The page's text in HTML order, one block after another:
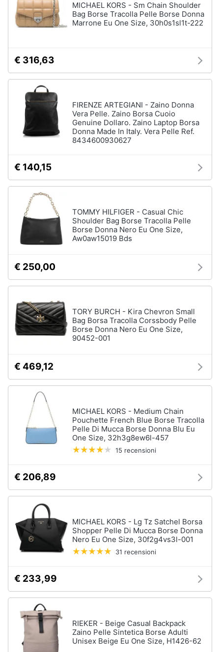
MICHAEL KORS - Sm Chain Shoulder
Bag Borse Tracolla Pelle Borse Donna
Marrone Eu One Size, 30h0s1sl1t-222
€ 316,63
FIRENZE ARTEGIANI - Zaino Donna
Vera Pelle. Zaino Borsa Cuoio
Genuine Dollaro. Zaino Laptop Borsa
Donna Made In Italy. Vera Pelle Ref.
8434600930627
€ 140,15
TOMMY HILFIGER - Casual Chic
Shoulder Bag Borse Tracolla Pelle
Borse Donna Nero Eu One Size,
Aw0aw15019 Bds
€ 250,00
TORY BURCH - Kira Chevron Small
Bag Borsa Tracolla Corssbody Pelle
Borse Donna Nero Eu One Size,
90452-001
€ 469,12
MICHAEL KORS - Medium Chain
Pouchette French Blue Borse Tracolla
Pelle Di Mucca Borse Donna Blu Eu
One Size, 32h3g8ew6l-457
15 recensioni
€ 206,89
MICHAEL KORS - Lg Tz Satchel Borsa
Shopper Pelle Di Mucca Borse Donna
Nero Eu One Size, 30f2g4vs3l-001
31 recensioni
€ 233,99
RIEKER - Beige Casual Backpack
Zaino Pelle Sintetica Borse Adulti
Unisex Beige Eu One Size, H1426-62